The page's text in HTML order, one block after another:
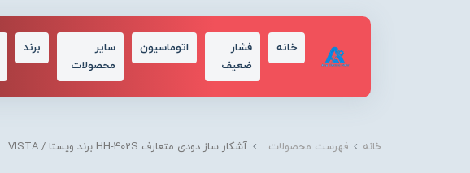
خانه
فشار
ضعیف
اتوماسیون
سایر
محصولات
برند
خانه فهرست محصولات آشکار ساز دودی متعارف HH-402S برند ویستا / VISTA